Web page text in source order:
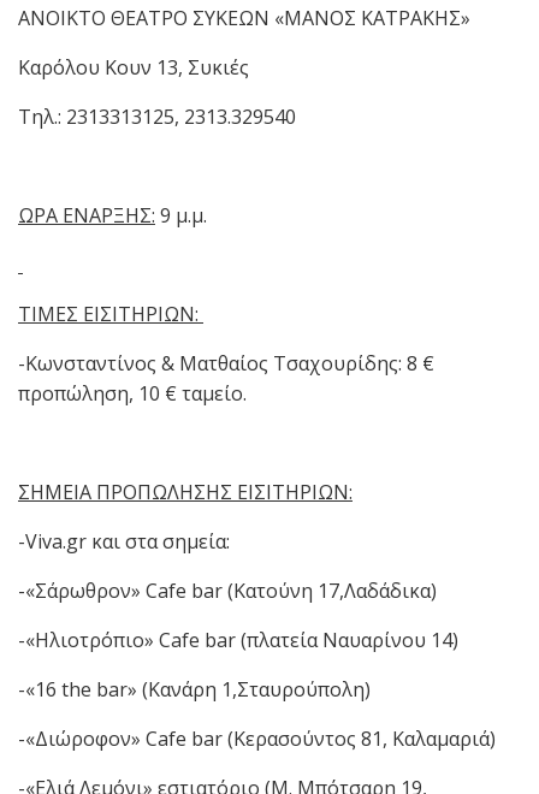
ΑΝΟΙΚΤΟ ΘΕΑΤΡΟ ΣΥΚΕΩΝ «ΜΑΝΟΣ ΚΑΤΡΑΚΗΣ»
Καρόλου Κουν 13, Συκιές
Τηλ.: 2313313125, 2313.329540
ΩΡΑ ΕΝΑΡΞΗΣ: 9 μ.μ.
ΤΙΜΕΣ ΕΙΣΙΤΗΡΙΩΝ:
-Κωνσταντίνος & Ματθαίος Τσαχουρίδης: 8 €
προπώληση, 10 € ταμείο.
ΣΗΜΕΙΑ ΠΡΟΠΩΛΗΣΗΣ ΕΙΣΙΤΗΡΙΩΝ:
-Viva.gr και στα σημεία:
-«Σάρωθρον» Cafe bar (Κατούνη 17,Λαδάδικα)
-«Ηλιοτρόπιο» Cafe bar (πλατεία Ναυαρίνου 14)
-«16 the bar» (Κανάρη 1,Σταυρούπολη)
-«Διώροφον» Cafe bar (Κερασούντος 81, Καλαμαριά)
-«Ελιά Λεμόνι» εστιατόριο (Μ. Μπότσαρη 19,